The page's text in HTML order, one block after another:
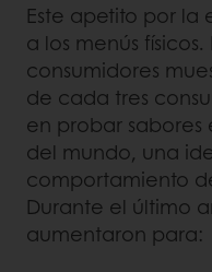
Este apetito por la
a los menús
consumidores
de cada tres
​​en probar sabores
del mundo, una
comportamiento
Durante el último
aumentaron para: